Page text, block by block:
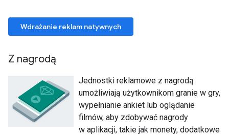
Wdrażanie reklam natywnych
Z nagrodą
Jednostki reklamowe z nagrodą
umożliwiają użytkownikom granie w gry,
wypełnianie ankiet lub oglądanie
filmów, aby zdobywać nagrody
w aplikacji, takie jak monety, dodatkowe